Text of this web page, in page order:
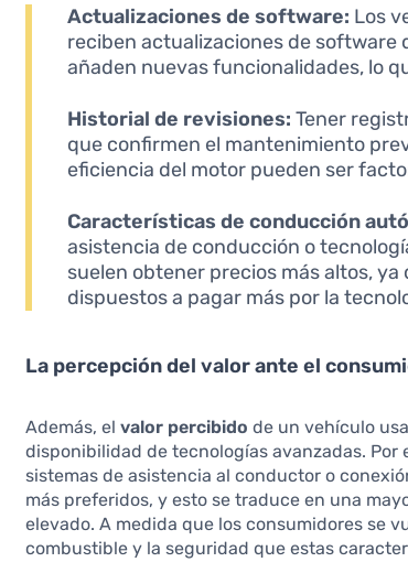
Actualizaciones de software: Los
reciben actualizaciones de software
añaden nuevas funcionalidades, lo
Historial de revisiones: Tener
que confirmen el mantenimiento
eficiencia del motor pueden ser
Características de conducción
asistencia de conducción o
suelen obtener precios más altos,
dispuestos a pagar más por la
La percepción del valor ante el
Además, elvalor percibido de un vehículo
disponibilidad de tecnologías avanzadas. Por
sistemas de asistencia al conductor o
más preferidos, y esto se traduce en una
elevado. A medida que los consumidores se
combustible y la seguridad que estas